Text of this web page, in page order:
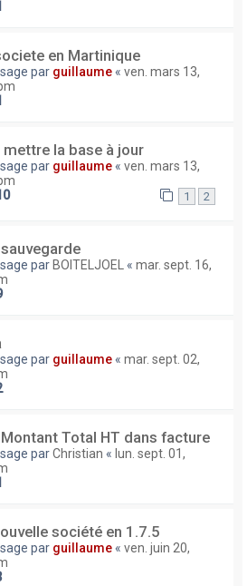
en Martinique
par guillaume « ven. mars 13,
mettre la base à jour
par guillaume « ven. mars 13,
1 2
par BOITELJOEL « mar. sept. 16,
par guillaume « mar. sept. 02,
Total HT dans facture
parChristian « lun. sept. 01,
société en 1.7.5
par guillaume « ven. juin 20,